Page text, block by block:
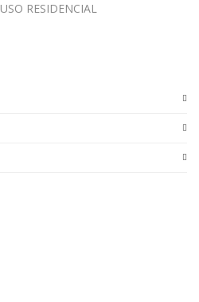
USO RESIDENCIAL